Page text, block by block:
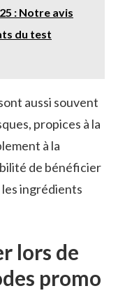
: Notre avis
du test
aussi souvent
propices à la
à la
de bénéficier
les ingrédients
lors de
promo